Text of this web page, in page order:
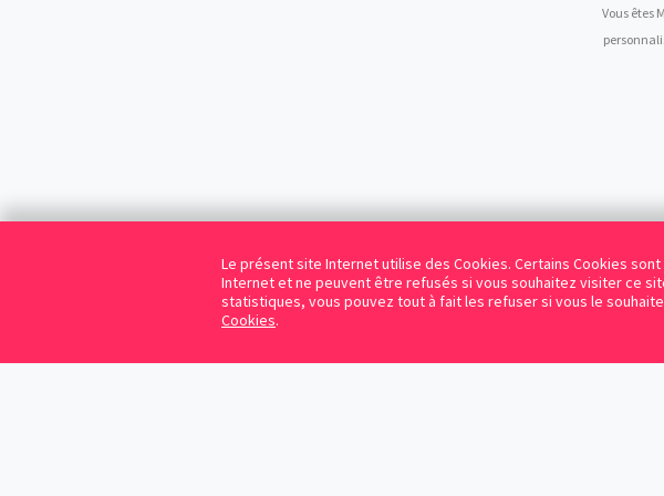
Le présent site Internet utilise des Cookies. Certains Cookies
Internet et ne peuvent être refusés si vous souhaitez visiter ce
statistiques, vous pouvez tout à fait les refuser si vous le
Cookies.
Vous êtes